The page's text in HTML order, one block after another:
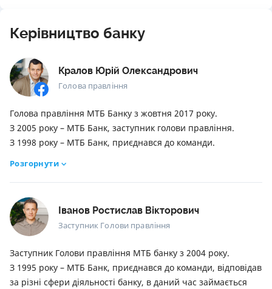
Керівництво банку
Кралов Юрій Олександрович
Голова правління
Голова правління МТБ Банку з жовтня 2017 року.
З 2005 року – МТБ Банк, заступник голови правління.
З 1998 року – МТБ Банк, приєднався до команди.
політехнічний університет.
Розгорнути
Іванов Ростислав Вікторович
Заступник Голови правління
Заступник Голови правління МТБ банку з 2004 року.
З 1995 року – МТБ Банк, приєднався до команди, відповідав
за різні сфери діяльності банку, в даний час займається